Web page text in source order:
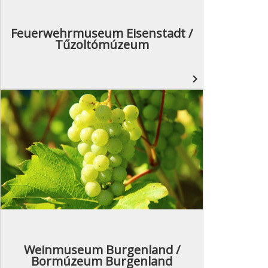
Feuerwehrmuseum Eisenstadt /
Tűzoltómúzeum
navigate_next
Weinmuseum Burgenland /
Bormúzeum Burgenland